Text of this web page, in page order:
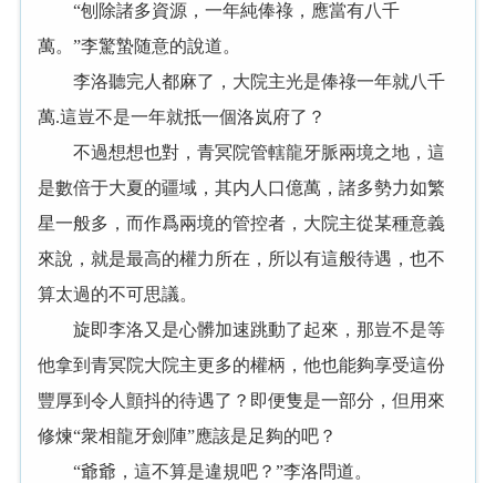
“刨除諸多資源，一年純俸祿，應當有八千
萬。”李驚蟄随意的說道。
李洛聽完人都麻了，大院主光是俸祿一年就八千
萬.這豈不是一年就抵一個洛岚府了？
不過想想也對，青冥院管轄龍牙脈兩境之地，這
是數倍于大夏的疆域，其内人口億萬，諸多勢力如繁
星一般多，而作爲兩境的管控者，大院主從某種意義
來說，就是最高的權力所在，所以有這般待遇，也不
算太過的不可思議。
旋即李洛又是心髒加速跳動了起來，那豈不是等
他拿到青冥院大院主更多的權柄，他也能夠享受這份
豐厚到令人顫抖的待遇了？即便隻是一部分，但用來
修煉“衆相龍牙劍陣”應該是足夠的吧？
“爺爺，這不算是違規吧？”李洛問道。